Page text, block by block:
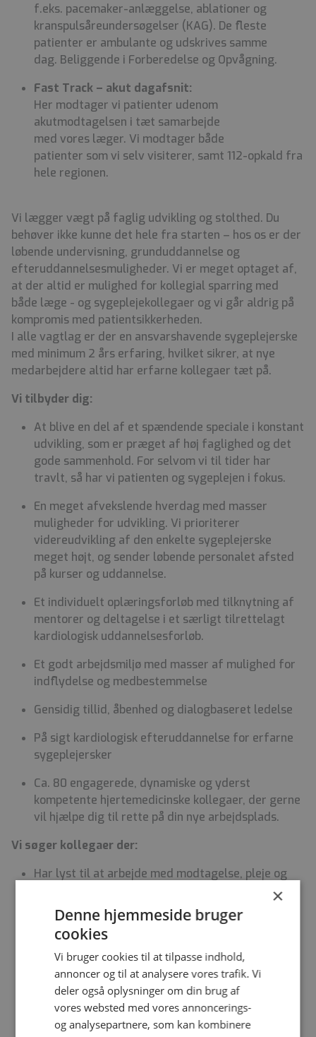
f.eks. pacemaker-anlæggelse, ablationer og
kranspulsåreundersøgelser (KAG). De fleste
patienter er ambulante og udskrives samme
dag. Beliggende i Forberedelse og Opvågning.
Fast Track – akut dagafsnit:
Her modtager vi patienter udenom
akutmodtagelsen i tæt samarbejde
med vores læger. Vi modtager både
patienter som vi selv visiterer, samt 112-opkald fra
hele regionen.
Vi lægger vægt på faglig udvikling og stolthed. Du
behøver ikke kunne det hele fra starten – hos os er der
løbende undervisning, grunduddannelse og
efteruddannelsesmuligheder. Vi er meget optaget af,
at der altid er mulighed for kollegial sparring med
både læge - og sygeplejekollegaer og vi går aldrig på
kompromis med patientsikkerheden.
I alle vagtlag er der en ansvarshavende sygeplejerske
med minimum 2 års erfaring, hvilket sikrer, at nye
medarbejdere altid har erfarne kollegaer tæt på.
Vi tilbyder dig:
At blive en del af et spændende speciale i konstant
udvikling, som er præget af høj faglighed og det
gode sammenhold. For selvom vi til tider har
travlt, så har vi patienten og sygeplejen i fokus.
En meget afvekslende hverdag med masser
muligheder for udvikling. Vi prioriterer
videreudvikling af den enkelte sygeplejerske
meget højt, og sender løbende personalet afsted
på kurser og uddannelse.
Et individuelt oplæringsforløb med tilknytning af
mentorer og deltagelse i et særligt tilrettelagt
kardiologisk uddannelsesforløb.
Et godt arbejdsmiljø med masser af mulighed for
indflydelse og medbestemmelse
Gensidig tillid, åbenhed og dialogbaseret ledelse
På sigt kardiologisk efteruddannelse for erfarne
sygeplejersker
Ca. 80 engagerede, dynamiske og yderst
kompetente hjertemedicinske kollegaer, der gerne
vil hjælpe dig til rette på din nye arbejdsplads.
Vi søger kollegaer der:
Har lyst til at arbejde med modtagelse, pleje og
behandling af akutte hjertemedicinske patienter
Er engageret, imødekommende, og vægter
omsorgen for den kritisk syge patient
Er klinisk og fagligt engageret, og gerne vil
udfordres og udvikles
Trives i en afdeling, hvor hverdagen kan være
præget af stor foranderlighed, et stort flow og
×
Denne hjemmeside bruger
cookies
Vi bruger cookies til at tilpasse indhold,
annoncer og til at analysere vores trafik. Vi
deler også oplysninger om din brug af
vores websted med vores annoncerings-
og analysepartnere, som kan kombinere